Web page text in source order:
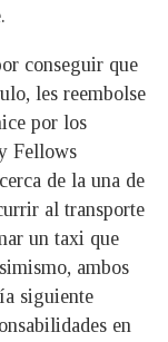
conseguir que
les reembolse
por los
Fellows
de la una de
al transporte
un taxi que
ambos
siguiente
en